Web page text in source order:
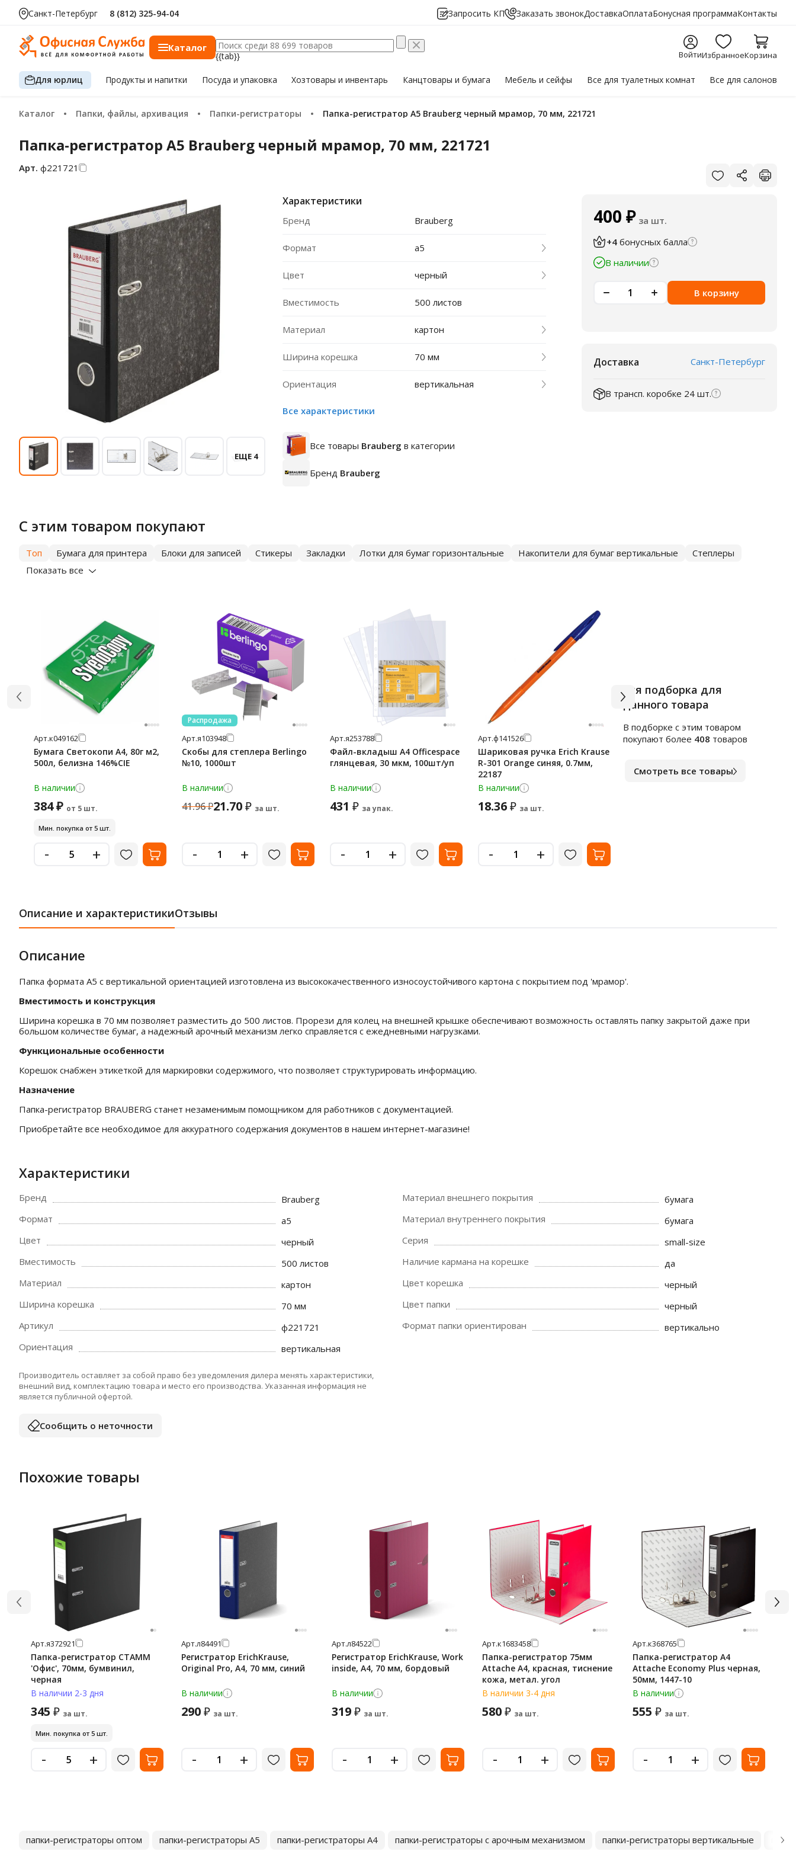
Санкт-Петербург 8 (812) 325-94-04 Запросить КП Заказать звонокДоставкаОплатаБонусная программаКонтакты
Каталог
{{tab}} ВойтиИзбранноеКорзина
Для юрлиц Продуктыи напитки Посуда и упаковка Хозтоварыи инвентарь Канцтовары и бумага Мебельи сейфы Все для туалетных комнат Все для салонов
Каталог Папки, файлы, архивация Папки-регистраторы Папка-регистратор А5 Brauberg черный мрамор, 70 мм, 221721
Папка-регистратор А5 Brauberg черный мрамор, 70 мм, 221721
Арт. ф221721
ЕЩЕ 4
Характеристики
Бренд Brauberg
Формат a5
Цвет черный
Вместимость 500 листов
Материал картон
Ширина корешка 70 мм
Ориентация вертикальная
Все характеристики
Все товары Brauberg в категории
Бренд Brauberg
400 ₽ за шт.
+4 бонусных балла
В наличии
В корзину
Доставка Санкт-Петербург
В трансп. коробке 24 шт.
С этим товаром покупают
Топ Бумага для принтера Блоки для записей Стикеры Закладки Лотки для бумаг горизонтальные Накопители для бумаг вертикальные
Степлеры
Показать все
Арт.к049162
Бумага Светокопи А4, 80г м2,
500л, белизна 146%CIE
В наличии
384 ₽ от 5 шт.
Мин. покупка от 5 шт.
- +
Распродажа
Арт.я103948
Скобы для степлера Berlingo
№10, 1000шт
В наличии
41.96₽21.70₽ за шт.
- +
Арт.я253788
Файл-вкладыш А4 Officespace
глянцевая, 30 мкм, 100шт/уп
В наличии
431 ₽ за упак.
- +
Арт.ф141526
Шариковая ручка Erich Krause
R-301 Orange синяя, 0.7мм,
22187
В наличии
18.36₽ за шт.
- +
Арт.я255248
45х12мм, 5цветов по 20
Вся подборка для
данного товара
В подборке c этим товаром
покупают более 408 товаров
Смотреть все товары
Описание и характеристикиОтзывы
Описание
Папка формата А5 с вертикальной ориентацией изготовлена из высококачественного износоустойчивого картона с покрытием под 'мрамор'.
Вместимость и конструкция
Ширина корешка в 70 мм позволяет разместить до 500 листов. Прорези для колец на внешней крышке обеспечивают возможность оставлять папку закрытой даже при
большом количестве бумаг, а надежный арочный механизм легко справляется с ежедневными нагрузками.
Функциональные особенности
Корешок снабжен этикеткой для маркировки содержимого, что позволяет структурировать информацию.
Назначение
Папка-регистратор BRAUBERG станет незаменимым помощником для работников с документацией.
Приобретайте все необходимое для аккуратного содержания документов в нашем интернет-магазине!
Характеристики
Бренд
Brauberg
Формат
a5
Цвет
черный
Вместимость
500 листов
Материал
картон
Ширина корешка
70 мм
Артикул
ф221721
Ориентация
вертикальная
Материал внешнего покрытия
бумага
Материал внутреннего покрытия
бумага
Серия
small-size
Наличие кармана на корешке
да
Цвет корешка
черный
Цвет папки
черный
Формат папки ориентирован
вертикально
Производитель оставляет за собой право без уведомления дилера менять характеристики,
внешний вид, комплектацию товара и место его производства. Указанная информация не
является публичной офертой.
Сообщить о неточности
Похожие товары
Арт.я372921
Папка-регистратор СТАММ
'Офис', 70мм, бумвинил,
черная
В наличии 2-3 дня
345 ₽ за шт.
Мин. покупка от 5 шт.
- +
Арт.л84491
Регистратор ErichKrause,
Original Pro, А4, 70 мм, синий
В наличии
290₽ за шт.
- +
Арт.л84522
Регистратор ErichKrause, Work
inside, А4, 70 мм, бордовый
В наличии
319₽ за шт.
- +
Арт.к1683458
Папка-регистратор 75мм
Attache А4, красная, тиснение
кожа, метал. угол
В наличии 3-4 дня
580₽ за шт.
- +
Арт.к368765
Папка-регистратор А4
Attache Economy Plus черная,
50мм, 1447-10
В наличии
555 ₽ за шт.
- +
папки-регистраторы оптом папки-регистраторы А5 папки-регистраторы А4 папки-регистраторы с арочным механизмом папки-регистраторы вертикальные